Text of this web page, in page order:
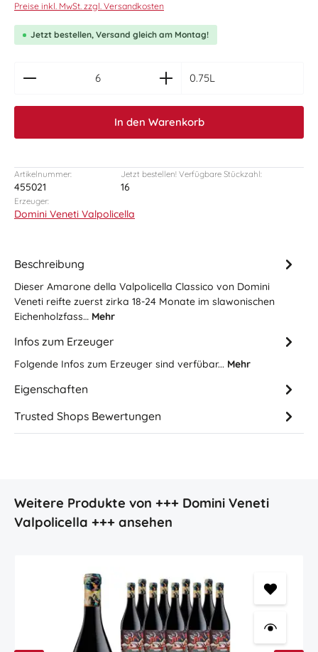
Preise inkl. MwSt. zzgl. Versandkosten
Jetzt bestellen, Versand gleich am Montag!
0.75L
In den Warenkorb
Artikelnummer:
455021
Jetzt bestellen! Verfügbare Stückzahl:
16
Erzeuger:
Domini Veneti Valpolicella
Beschreibung
Dieser Amarone della Valpolicella Classico von Domini
Veneti reifte zuerst zirka 18-24 Monate im slawonischen
Eichenholzfass… Mehr
Infos zum Erzeuger
Folgende Infos zum Erzeuger sind verfübar... Mehr
Eigenschaften
Trusted Shops Bewertungen
Produktgalerie überspringen
Weitere Produkte von +++ Domini Veneti
Valpolicella +++ ansehen